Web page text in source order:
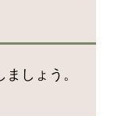
しょう。